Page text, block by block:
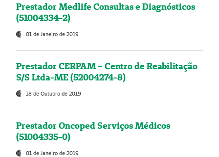
Prestador Medlife Consultas e Diagnósticos
(51004334-2)
01 de Janeiro de 2019
Prestador CERPAM – Centro de Reabilitação
S/S Ltda-ME (52004274-8)
18 de Outubro de 2019
Prestador Oncoped Serviços Médicos
(51004335-0)
01 de Janeiro de 2019